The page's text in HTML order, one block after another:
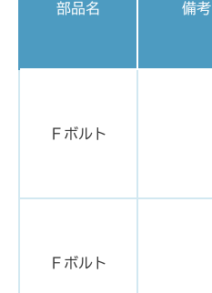
部品名 備考
Ｆボルト
Ｆボルト